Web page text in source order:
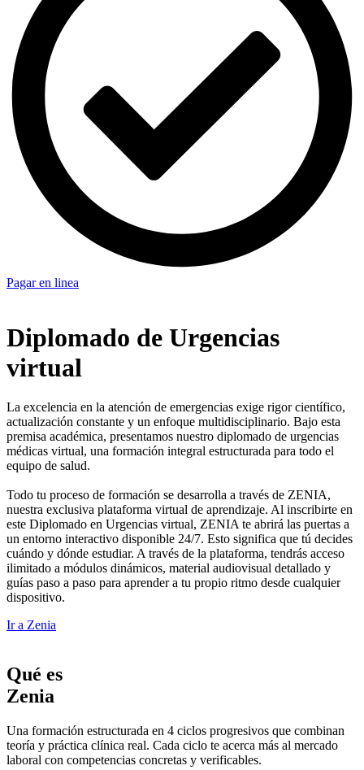
Pagar en linea
Diplomado de Urgencias
virtual
La excelencia en la atención de emergencias exige rigor científico,
actualización constante y un enfoque multidisciplinario. Bajo esta
premisa académica, presentamos nuestro diplomado de urgencias
médicas virtual, una formación integral estructurada para todo el
equipo de salud.
Todo tu proceso de formación se desarrolla a través de ZENIA,
nuestra exclusiva plataforma virtual de aprendizaje. Al inscribirte en
este Diplomado en Urgencias virtual, ZENIA te abrirá las puertas a
un entorno interactivo disponible 24/7. Esto significa que tú decides
cuándo y dónde estudiar. A través de la plataforma, tendrás acceso
ilimitado a módulos dinámicos, material audiovisual detallado y
guías paso a paso para aprender a tu propio ritmo desde cualquier
dispositivo.
Ir a Zenia
Qué es
Zenia
Una formación estructurada en 4 ciclos progresivos que combinan
teoría y práctica clínica real. Cada ciclo te acerca más al mercado
laboral con competencias concretas y verificables.